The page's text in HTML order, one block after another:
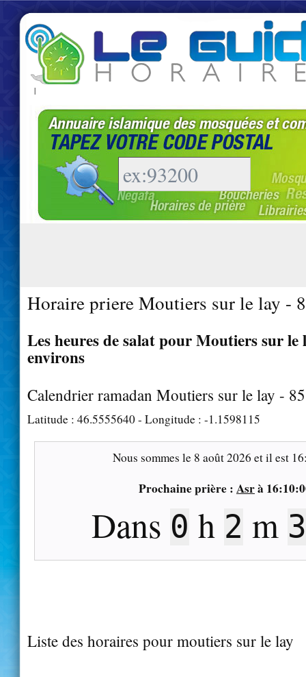
|
Horaire priere Moutiers sur le lay -
Les heures de salat pour Moutiers sur le
environs
Calendrier ramadan Moutiers sur le lay -
Latitude : 46.5555640- Longitude : -1.1598115
Nous sommes le 8 août 2026 et il est
Prochaine prière : Asrà
Dans 0 h 2 m 2
Liste des horaires pour moutiers sur le lay